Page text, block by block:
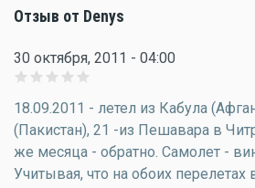
Отзыв от Denys
30 октября, 2011 - 04:00
18.09.2011 - летел из Кабула
(Пакистан), 21 -из Пешавара в
же месяца - обратно. Самолет -
Учитывая, что на обоих перелетах